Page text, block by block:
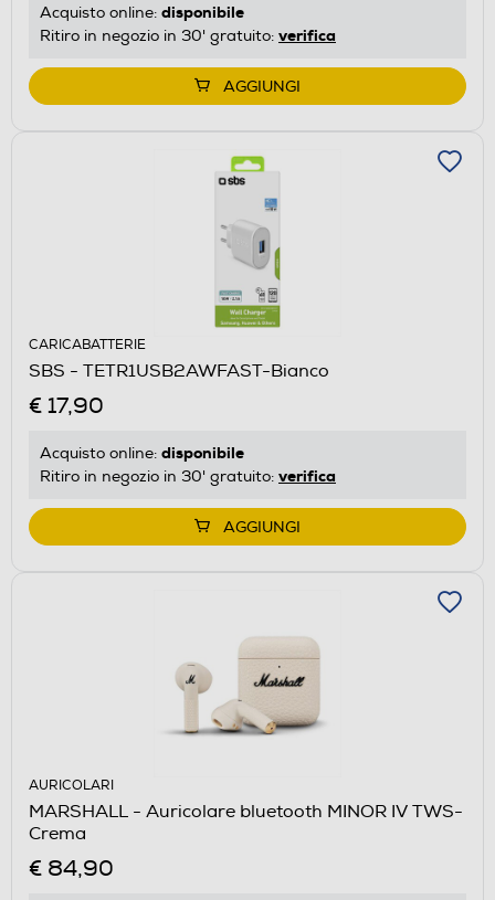
Acquisto online: disponibile
Ritiro in negozio in 30' gratuito: verifica
AGGIUNGI
CARICABATTERIE
SBS - TETR1USB2AWFAST-Bianco
€ 17,90
Acquisto online: disponibile
Ritiro in negozio in 30' gratuito: verifica
AGGIUNGI
AURICOLARI
MARSHALL - Auricolare bluetooth MINOR IV TWS-
Crema
€ 84,90